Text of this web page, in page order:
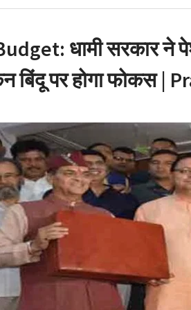
रुख के बाद कैबिनेट मंत्री के PRO
लाइसेंस रद्द
धामी सरकार ने
बिंदू पर होगा फोकस |